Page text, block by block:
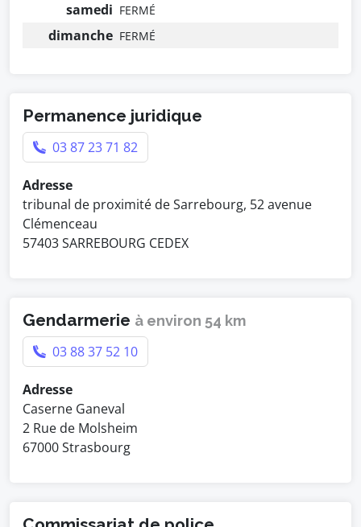
samedi FERMÉ
dimanche FERMÉ
Permanence juridique
03 87 23 71 82
Adresse
tribunal de proximité de Sarrebourg, 52 avenue
Clémenceau
57403 SARREBOURG CEDEX
Gendarmerie à environ 54 km
03 88 37 52 10
Adresse
Caserne Ganeval
2 Rue de Molsheim
67000 Strasbourg